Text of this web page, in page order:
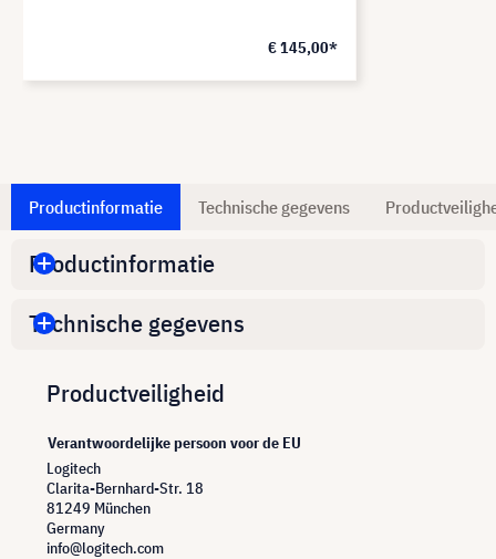
€ 145,00*
Productinformatie Technische gegevens
Productinformatie
Technische gegevens
Productveiligheid
Verantwoordelijke persoon voor de EU
Logitech
Clarita-Bernhard-Str. 18
81249 München
Germany
info@logitech.com